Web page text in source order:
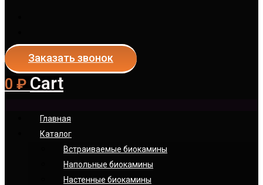
Заказать звонок
0 ₽ Cart
Главная
Каталог
Встраиваемые биокамины
Напольные биокамины
Настенные биокамины